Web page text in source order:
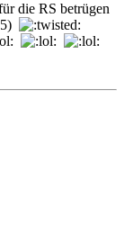
die RS betrügen